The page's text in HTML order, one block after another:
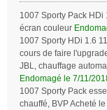
1007 Sporty Pack HDi
écran couleur
1007 Sporty HDi 1.6
cours de faire
JBL, chauffage
Endomagé le 7/11/
1007 Sporty Pack
chauffé, BVP Acheté